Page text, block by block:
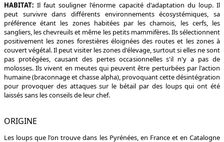
HABITAT:Il faut souligner l'énorme capacité d'adaptation du loup. Il
peut survivre dans différents environnements écosystémiques, sa
préférence étant les zones habitées par les chamois, les cerfs, les
sangliers, les chevreuils et même les petits mammifères. Ils sélectionnent
positivement les zones forestières éloignées des routes et les zones à
couvert végétal. Il peut visiter les zones d'élevage, surtout si elles ne sont
pas protégées, causant des pertes occasionnelles s'il n'y a pas de
molosses. Ils vivent en meutes qui peuvent être perturbées par l'action
humaine (braconnage et chasse alpha), provoquant cette désintégration
pour provoquer des attaques sur le bétail par des loups qui ont été
laissés sans les conseils de leur chef.
ORIGINE
Les loups que l'on trouve dans les Pyrénées, en France et en Catalogne